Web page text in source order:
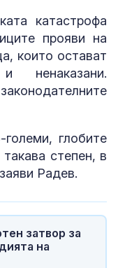
катастрофа
прояви на
които остават
ненаказани.
глобите
степен, в
Радев.
затвор за
на